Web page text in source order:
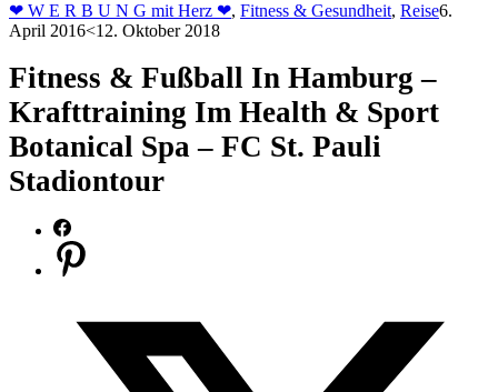
❤ W E R B U N G mit Herz ❤, Fitness & Gesundheit, Reise6.
April 2016<12. Oktober 2018
Fitness & Fußball In Hamburg –
Krafttraining Im Health & Sport
Botanical Spa – FC St. Pauli
Stadiontour